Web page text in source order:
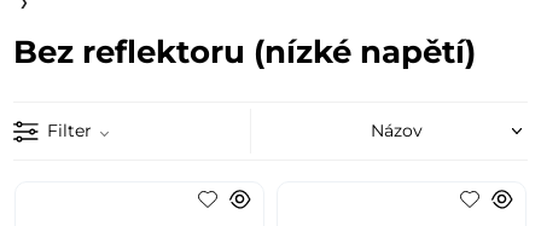
Bez reflektoru (nízké napětí)
Filter